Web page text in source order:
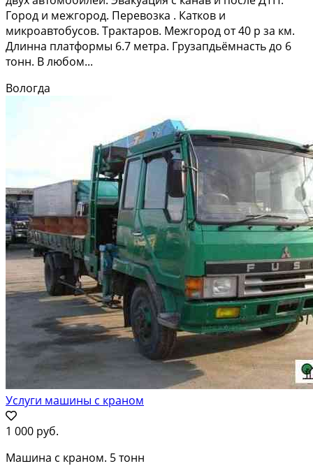
Город и межгород. Перевозка . Катков и
микроавтобусов. Трактаров. Межгород от 40 р за км.
Длинна платформы 6.7 метра. Грузапдьёмнасть до 6
тонн. В любом...
Вологда
Услуги машины с краном
1 000 руб.
Машина с краном. 5 тонн